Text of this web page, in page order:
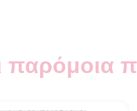
παρόμοια